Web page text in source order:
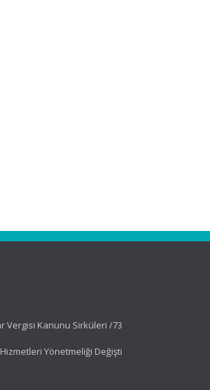
Vergisi Kanunu Sirküleri /73
Yönetmeliği Değişti